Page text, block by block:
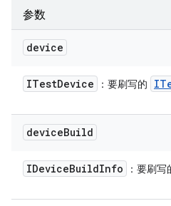
参数
device
ITestDevice ：要刷写的
deviceBuild
IDeviceBuildInfo ：要刷写